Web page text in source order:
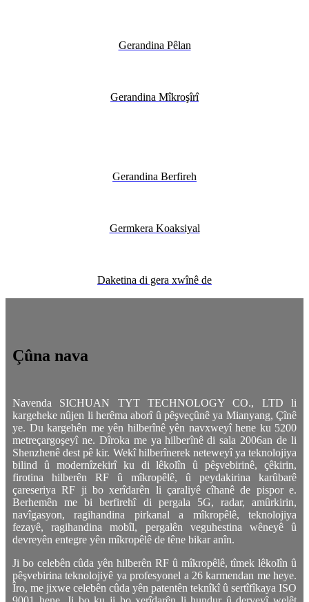
Gerandina Pêlan
Gerandina Mîkroşîrî
Gerandina Berfireh
Germkera Koaksiyal
Daketina di gera xwînê de
Çûna nava
Navenda SICHUAN TYT TECHNOLOGY CO., LTD li
kargeheke nûjen li herêma aborî û pêşveçûnê ya Mianyang, Çînê
ye. Du kargehên me yên hilberînê yên navxweyî hene ku 5200
metreçargoşeyî ne. Dîroka me ya hilberînê di sala 2006an de li
Shenzhenê dest pê kir. Wekî hilberînerek neteweyî ya teknolojiya
bilind û modernîzekirî ku di lêkolîn û pêşvebirinê, çêkirin,
firotina hilberên RF û mîkropêlê, û peydakirina karûbarê
çareseriya RF ji bo xerîdarên li çaraliyê cîhanê de pispor e.
Berhemên me bi berfirehî di pergala 5G, radar, amûrkirin,
navîgasyon, ragihandina pirkanal a mîkropêlê, teknolojiya
fezayê, ragihandina mobîl, pergalên veguhestina wêneyê û
devreyên entegre yên mîkropêlê de têne bikar anîn.
Ji bo celebên cûda yên hilberên RF û mîkropêlê, tîmek lêkolîn û
pêşvebirina teknolojiyê ya profesyonel a 26 karmendan me heye.
Îro, me jixwe celebên cûda yên patentên teknîkî û sertîfîkaya ISO